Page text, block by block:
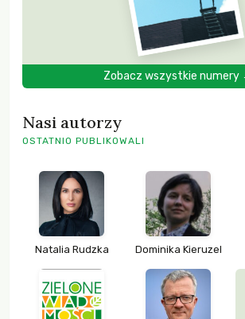
Zobacz wszystkie numery
Nasi autorzy
OSTATNIO PUBLIKOWALI
Natalia Rudzka Dominika Kieruzel